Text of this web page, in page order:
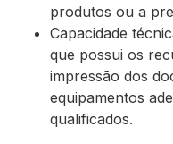
produtos ou a
Capacidade
que possui os
impressão dos
equipamentos
qualificados.